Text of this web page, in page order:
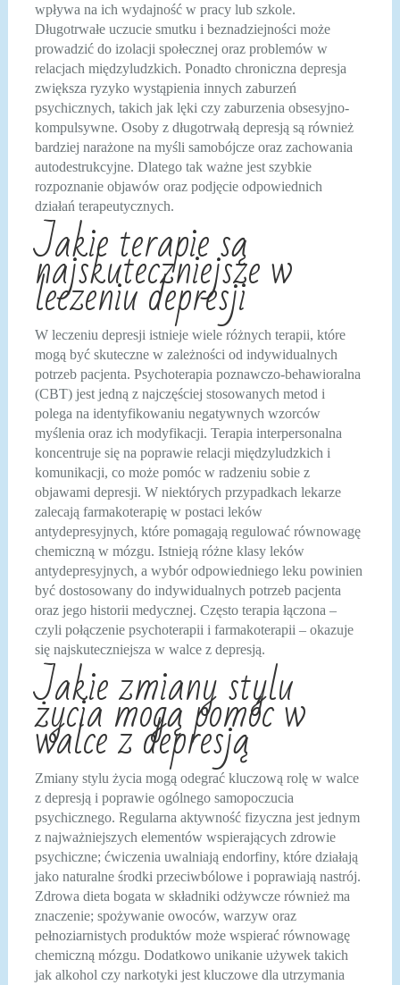
wpływa na ich wydajność w pracy lub szkole.
Długotrwałe uczucie smutku i beznadziejności może
prowadzić do izolacji społecznej oraz problemów w
relacjach międzyludzkich. Ponadto chroniczna depresja
zwiększa ryzyko wystąpienia innych zaburzeń
psychicznych, takich jak lęki czy zaburzenia obsesyjno-
kompulsywne. Osoby z długotrwałą depresją są również
bardziej narażone na myśli samobójcze oraz zachowania
autodestrukcyjne. Dlatego tak ważne jest szybkie
rozpoznanie objawów oraz podjęcie odpowiednich
działań terapeutycznych.
Jakie terapie są
najskuteczniejsze w
leczeniu depresji
W leczeniu depresji istnieje wiele różnych terapii, które
mogą być skuteczne w zależności od indywidualnych
potrzeb pacjenta. Psychoterapia poznawczo-behawioralna
(CBT) jest jedną z najczęściej stosowanych metod i
polega na identyfikowaniu negatywnych wzorców
myślenia oraz ich modyfikacji. Terapia interpersonalna
koncentruje się na poprawie relacji międzyludzkich i
komunikacji, co może pomóc w radzeniu sobie z
objawami depresji. W niektórych przypadkach lekarze
zalecają farmakoterapię w postaci leków
antydepresyjnych, które pomagają regulować równowagę
chemiczną w mózgu. Istnieją różne klasy leków
antydepresyjnych, a wybór odpowiedniego leku powinien
być dostosowany do indywidualnych potrzeb pacjenta
oraz jego historii medycznej. Często terapia łączona –
czyli połączenie psychoterapii i farmakoterapii – okazuje
się najskuteczniejsza w walce z depresją.
Jakie zmiany stylu
życia mogą pomóc w
walce z depresją
Zmiany stylu życia mogą odegrać kluczową rolę w walce
z depresją i poprawie ogólnego samopoczucia
psychicznego. Regularna aktywność fizyczna jest jednym
z najważniejszych elementów wspierających zdrowie
psychiczne; ćwiczenia uwalniają endorfiny, które działają
jako naturalne środki przeciwbólowe i poprawiają nastrój.
Zdrowa dieta bogata w składniki odżywcze również ma
znaczenie; spożywanie owoców, warzyw oraz
pełnoziarnistych produktów może wspierać równowagę
chemiczną mózgu. Dodatkowo unikanie używek takich
jak alkohol czy narkotyki jest kluczowe dla utrzymania